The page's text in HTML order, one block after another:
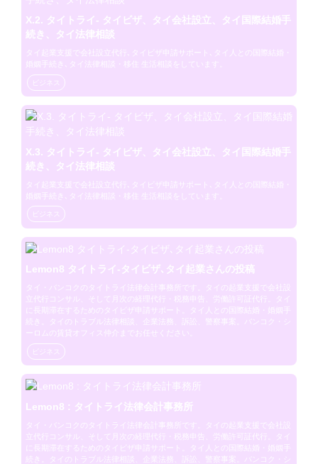
X.2. タイトライ- タイビザ、タイ会社設立、タイ国際結婚手
続き、タイ法律相談
タイ起業支援で会社設立代行､タイビザ申請サポート､タイ人との国際結婚・
婚姻手続き､タイ法律相談・移住 生活相談をしています。
ビジネス
X.3. タイトライ- タイビザ、タイ会社設立、タイ国際結婚手
続き、タイ法律相談
タイ起業支援で会社設立代行､タイビザ申請サポート､タイ人との国際結婚・
婚姻手続き､タイ法律相談・移住 生活相談をしています。
ビジネス
Lemon8 タイトライ-タイビザ､タイ起業さんの投稿
タイ・バンコクのタイトライ法律会計事務所です。タイの起業支援で会社設
立代行コンサル、そして月次の経理代行・税務申告、労働許可証代行。タイ
に長期滞在するためのタイビザ申請サポート。タイ人との国際結婚・婚姻手
続き。タイのトラブル法律相談、企業法務、訴訟、警察事案。バンコク・シ
ーロムの賃貸オフィス仲介までお任せください。
ビジネス
Lemon8 : タイトライ法律会計事務所
タイ・バンコクのタイトライ法律会計事務所です。タイの起業支援で会社設
立代行コンサル、そして月次の経理代行・税務申告、労働許可証代行。タイ
に長期滞在するためのタイビザ申請サポート。タイ人との国際結婚・婚姻手
続き。タイのトラブル法律相談、企業法務、訴訟、警察事案。バンコク・シ